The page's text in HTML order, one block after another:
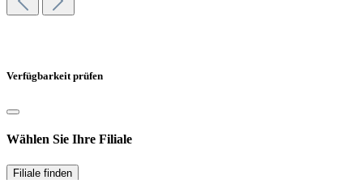
Verfügbarkeit prüfen
Wählen Sie Ihre Filiale
Filiale finden